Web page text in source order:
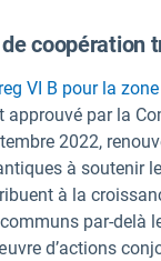
coopération
VI B pour la
approuvé par la
2022,
à soutenir
à la
par-delà
d’actions